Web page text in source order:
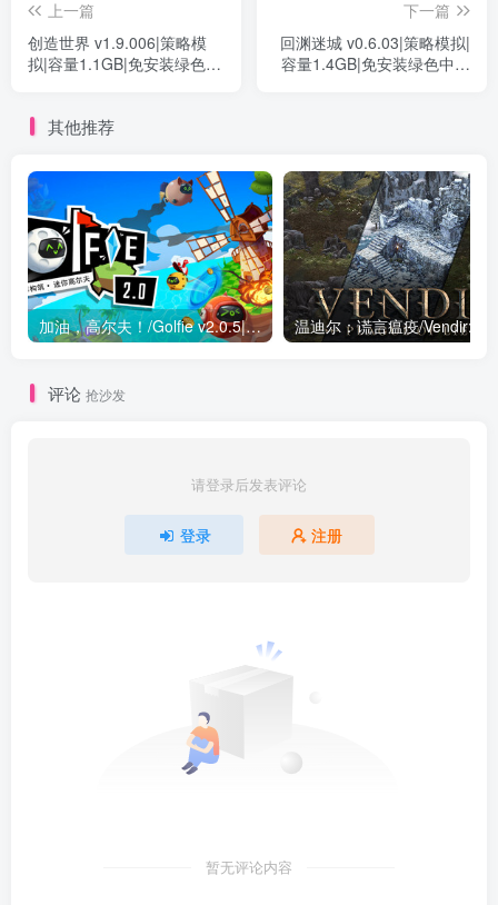
上一篇
创造世界 v1.9.006|策略模
拟|容量1.1GB|免安装绿色中
下一篇
回渊迷城 v0.6.03|策略模拟|
容量1.4GB|免安装绿色中文
其他推荐
加油，高尔夫！/Golfie v2.0.5|休闲益智|容量813MB|免安装绿色中文版
评论 抢沙发
请登录后发表评论
登录 注册
暂无评论内容